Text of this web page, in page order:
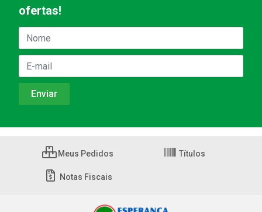
ofertas!
Meus Pedidos Títulos
Notas Fiscais